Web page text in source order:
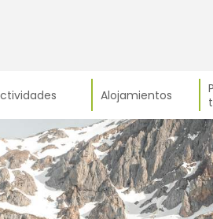
Alojamientos